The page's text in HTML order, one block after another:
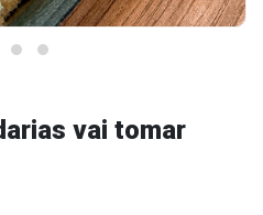
vai tomar